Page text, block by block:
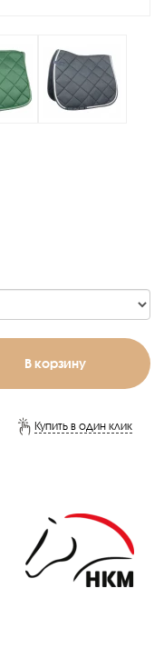
В корзину
Купить в один клик